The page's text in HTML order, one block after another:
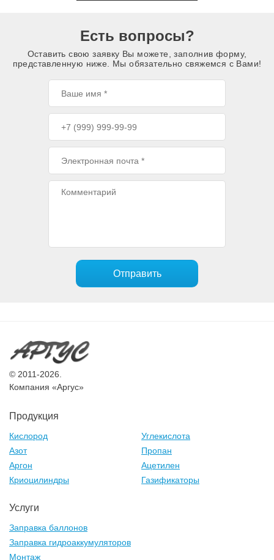
Есть вопросы?
Оставить свою заявку Вы можете, заполнив форму,
представленную ниже. Мы обязательно свяжемся с Вами!
Отправить
© 2011-2026.
Компания «Аргус»
Продукция
Кислород
Азот
Аргон
Углекислота
Пропан
Ацетилен
Криоцилиндры
Газификаторы
Услуги
Заправка баллонов
Заправка гидроаккумуляторов
Монтаж